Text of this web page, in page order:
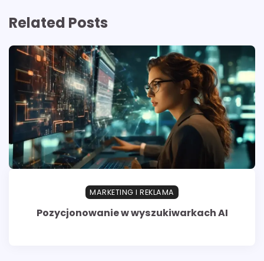
Related Posts
MARKETING I REKLAMA
Pozycjonowanie w wyszukiwarkach AI